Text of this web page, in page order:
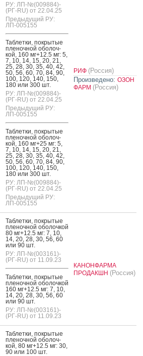
РУ: ЛП-№(009884)-
(РГ-RU) от 22.04.25
Предыдущий РУ:
ЛП-005155
Таб­летки, пок­ры­тые
пле­ноч­ной обо­лоч­
кой, 160 мг+12.5 мг: 5,
7, 10, 14, 15, 20, 21,
25, 28, 30, 35, 40, 42,
50, 56, 60, 70, 84, 90,
100, 120, 140, 150,
180 или 300 шт.
РУ: ЛП-№(009884)-
(РГ-RU) от 22.04.25
Предыдущий РУ:
ЛП-005155
Таб­летки, пок­ры­тые
пле­ноч­ной обо­лоч­
кой, 160 мг+25 мг: 5,
7, 10, 14, 15, 20, 21,
25, 28, 30, 35, 40, 42,
50, 56, 60, 70, 84, 90,
100, 120, 140, 150,
180 или 300 шт.
РУ: ЛП-№(009884)-
(РГ-RU) от 22.04.25
Предыдущий РУ:
ЛП-005155
РИФ (Россия)
Произведено: ОЗОН
ФАРМ (Россия)
Таб­летки, пок­ры­тые
пле­ноч­ной обо­лоч­кой
80 мг+12.5 мг: 7, 10,
14, 20, 28, 30, 56, 60
или 90 шт.
РУ: ЛП-№(003161)-
(РГ-RU) от 11.09.23
Таб­летки, пок­ры­тые
пле­ноч­ной обо­лоч­кой
160 мг+12.5 мг: 7, 10,
14, 20, 28, 30, 56, 60
или 90 шт.
РУ: ЛП-№(003161)-
(РГ-RU) от 11.09.23
КАНОНФАРМА
ПРОДАКШН (Россия)
Таб­летки, пок­ры­тые
пле­ноч­ной обо­лоч­
кой, 80 мг+12.5 мг: 30,
90 или 100 шт.